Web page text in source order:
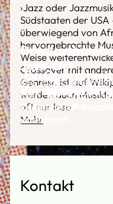
›Jazz oder
Südstaaten der
überwiegend von
hervorgebrachte
Weise
Crossover mit
Genres‹, ist auf
werden auch
oft nur lose
Mehr
›Ein
der Jazzwelt‹
Interview mit Götz
jazzahead!
Verspielt-
Das neue Album der
›Bremen‹
Drei Jazzbands
Jazz-Ort
Die Jazz-Szene
klein. Wer sucht,
Kneipen, Clubs und
vor.
Kontakt